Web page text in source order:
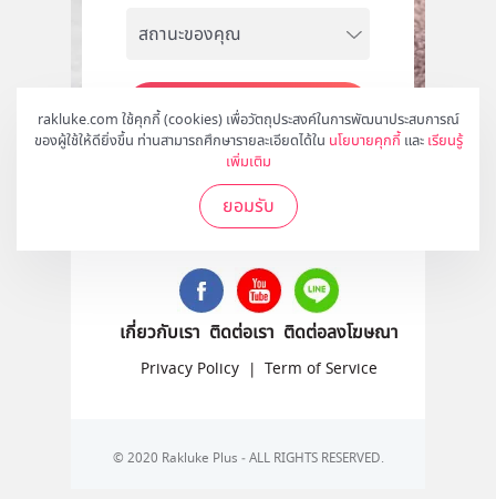
rakluke.com ใช้คุกกี้ (cookies) เพื่อวัตถุประสงค์ในการพัฒนาประสบการณ์
ของผู้ใช้ให้ดียิ่งขึ้น ท่านสามารถศึกษารายละเอียดได้ใน นโยบายคุกกี้ และ เรียนรู้
เพิ่มเติม
ยอมรับ
สมัคร
ติดตามเราได้ที่
เกี่ยวกับเรา ติดต่อเรา ติดต่อลงโฆษณา
Privacy Policy | Term of Service
© 2020 Rakluke Plus - ALL RIGHTS RESERVED.